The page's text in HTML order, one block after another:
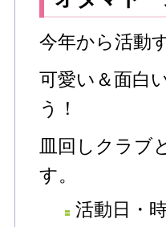
今年から活動
可愛い＆面白
う！
皿回しクラブ
す。
活動日・